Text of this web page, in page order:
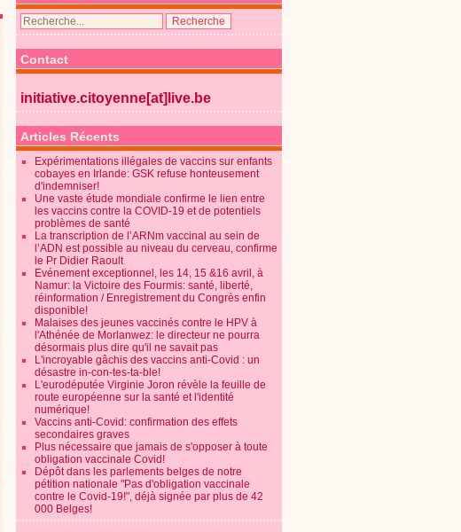
Contact
initiative.citoyenne[at]live.be
Articles Récents
Expérimentations illégales de vaccins sur enfants
cobayes en Irlande: GSK refuse honteusement
d'indemniser!
Une vaste étude mondiale confirme le lien entre
les vaccins contre la COVID-19 et de potentiels
problèmes de santé
La transcription de l’ARNm vaccinal au sein de
l’ADN est possible au niveau du cerveau, confirme
le Pr Didier Raoult
Evénement exceptionnel, les 14, 15 &16 avril, à
Namur: la Victoire des Fourmis: santé, liberté,
réinformation / Enregistrement du Congrès enfin
disponible!
Malaises des jeunes vaccinés contre le HPV à
l'Athénée de Morlanwez: le directeur ne pourra
désormais plus dire qu'il ne savait pas
L'incroyable gâchis des vaccins anti-Covid : un
désastre in-con-tes-ta-ble!
L'eurodéputée Virginie Joron révèle la feuille de
route européenne sur la santé et l'identité
numérique!
Vaccins anti-Covid: confirmation des effets
secondaires graves
Plus nécessaire que jamais de s'opposer à toute
obligation vaccinale Covid!
Dépôt dans les parlements belges de notre
pétition nationale "Pas d'obligation vaccinale
contre le Covid-19!", déjà signée par plus de 42
000 Belges!